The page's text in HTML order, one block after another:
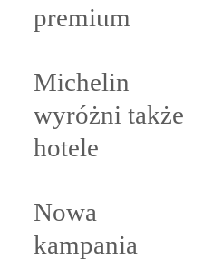
premium
Michelin
wyróżni także
hotele
Nowa
kampania